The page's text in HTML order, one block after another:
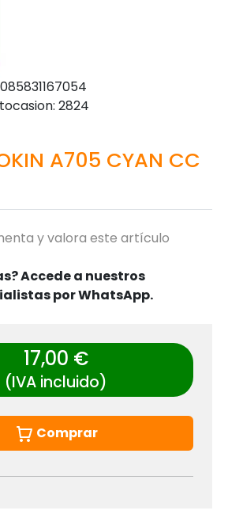
2824
A705 CYAN CC
y valora este artículo
Accede a nuestros
por WhatsApp.
17,00 €
(IVA incluido)
Comprar